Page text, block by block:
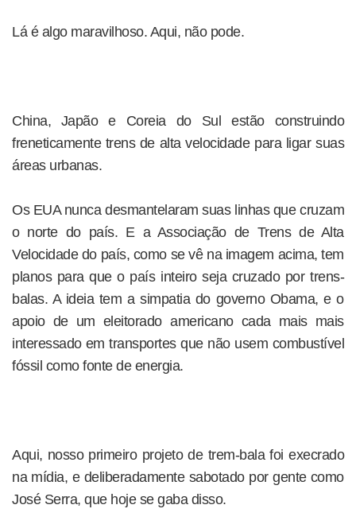
Lá é algo maravilhoso. Aqui, não pode.
China, Japão e Coreia do Sul estão construindo
freneticamente trens de alta velocidade para ligar suas
áreas urbanas.
Os EUA nunca desmantelaram suas linhas que cruzam
o norte do país. E a Associação de Trens de Alta
Velocidade do país, como se vê na imagem acima, tem
planos para que o país inteiro seja cruzado por trens-
balas. A ideia tem a simpatia do governo Obama, e o
apoio de um eleitorado americano cada mais mais
interessado em transportes que não usem combustível
fóssil como fonte de energia.
Aqui, nosso primeiro projeto de trem-bala foi execrado
na mídia, e deliberadamente sabotado por gente como
José Serra, que hoje se gaba disso.